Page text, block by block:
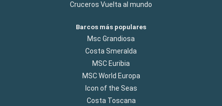
Cruceros Vuelta al mundo
Barcos más populares
Msc Grandiosa
Costa Smeralda
MSC Euribia
MSC World Europa
Icon of the Seas
Costa Toscana